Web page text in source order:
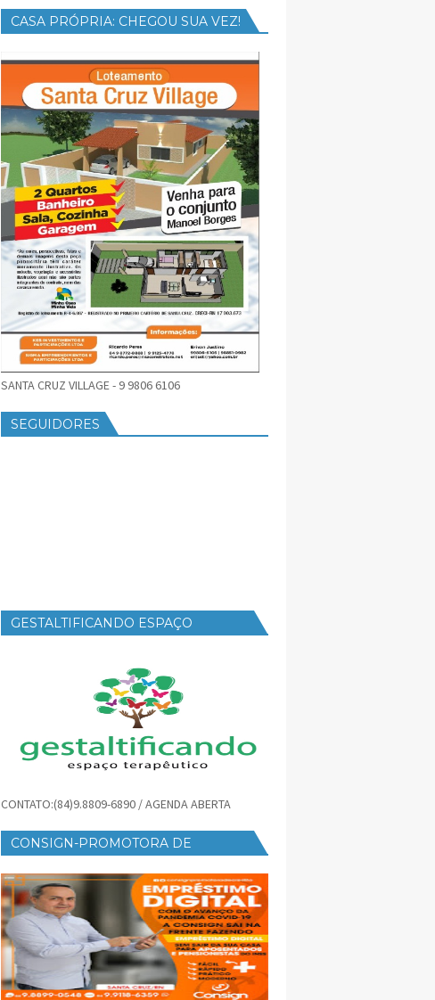
CASA PRÓPRIA: CHEGOU SUA VEZ!
SANTA CRUZ VILLAGE - 9 9806 6106
SEGUIDORES
GESTALTIFICANDO ESPAÇO
CONTATO:(84)9.8809-6890 / AGENDA ABERTA
CONSIGN-PROMOTORA DE